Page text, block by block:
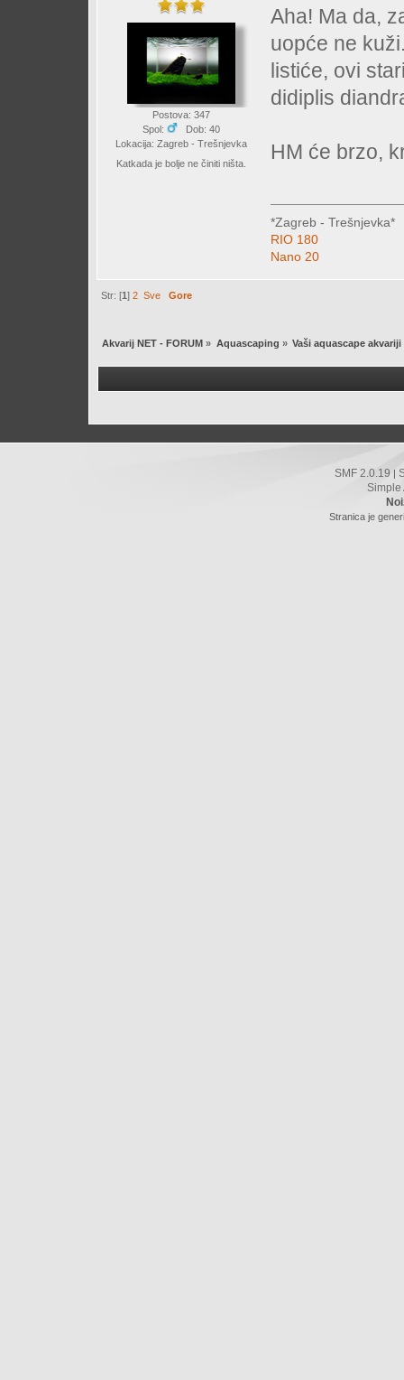
Postova: 347
Spol:
Dob: 40
Lokacija: Zagreb - Trešnjevka
Katkada je bolje ne činiti ništa.
Aha! Ma da,
uopće ne
listiće, ovi
didiplis
HM će brzo,
*Zagreb - Trešnjevka*
RIO 180
Nano 20
Str: [1]2 Sve Gore
Akvarij NET - FORUM » Aquascaping » Vaši aquascape akvariji
SMF 2.0.19 |
Simple
Stranica je